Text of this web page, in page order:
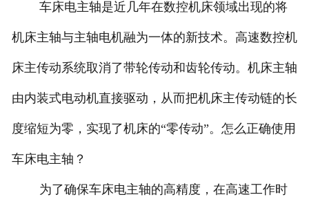
车床电主轴是近几年在数控机床领域出现的将
机床主轴与主轴电机融为一体的新技术。高速数控机
床主传动系统取消了带轮传动和齿轮传动。机床主轴
由内装式电动机直接驱动，从而把机床主传动链的长
度缩短为零，实现了机床的“零传动”。怎么正确使用
车床电主轴？
为了确保车床电主轴的高精度，在高速工作时